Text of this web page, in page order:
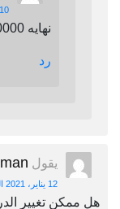
10 فبراير، 2022 الساعة 7:33 م
نهايه 1000000سوداني وعايز اغيرهم
رد
يقول
12 يناير، 2021 الساعة 12:11 م
هل ممكن تغيير